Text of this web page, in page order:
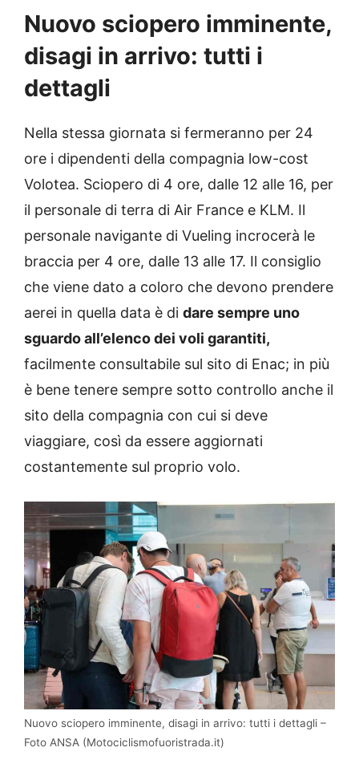
Nuovo sciopero imminente,
disagi in arrivo: tutti i
dettagli
Nella stessa giornata si fermeranno per 24
ore i dipendenti della compagnia low-cost
Volotea. Sciopero di 4 ore, dalle 12 alle 16, per
il personale di terra di Air France e KLM. Il
personale navigante di Vueling incrocerà le
braccia per 4 ore, dalle 13 alle 17. Il consiglio
che viene dato a coloro che devono prendere
aerei in quella data è di dare sempre uno
sguardo all’elenco dei voli garantiti,
facilmente consultabile sul sito di Enac; in più
è bene tenere sempre sotto controllo anche il
sito della compagnia con cui si deve
viaggiare, così da essere aggiornati
costantemente sul proprio volo.
Nuovo sciopero imminente, disagi in arrivo: tutti i dettagli –
Foto ANSA (Motociclismofuoristrada.it)